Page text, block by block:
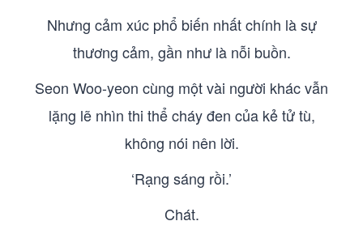
Nhưng cảm xúc phổ biến nhất chính là sự
thương cảm, gần như là nỗi buồn.
Seon Woo-yeon cùng một vài người khác vẫn
lặng lẽ nhìn thi thể cháy đen của kẻ tử tù,
không nói nên lời.
‘Rạng sáng rồi.’
Chát.